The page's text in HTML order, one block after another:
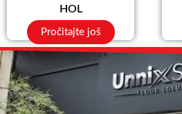
HOL
Pročitajte još